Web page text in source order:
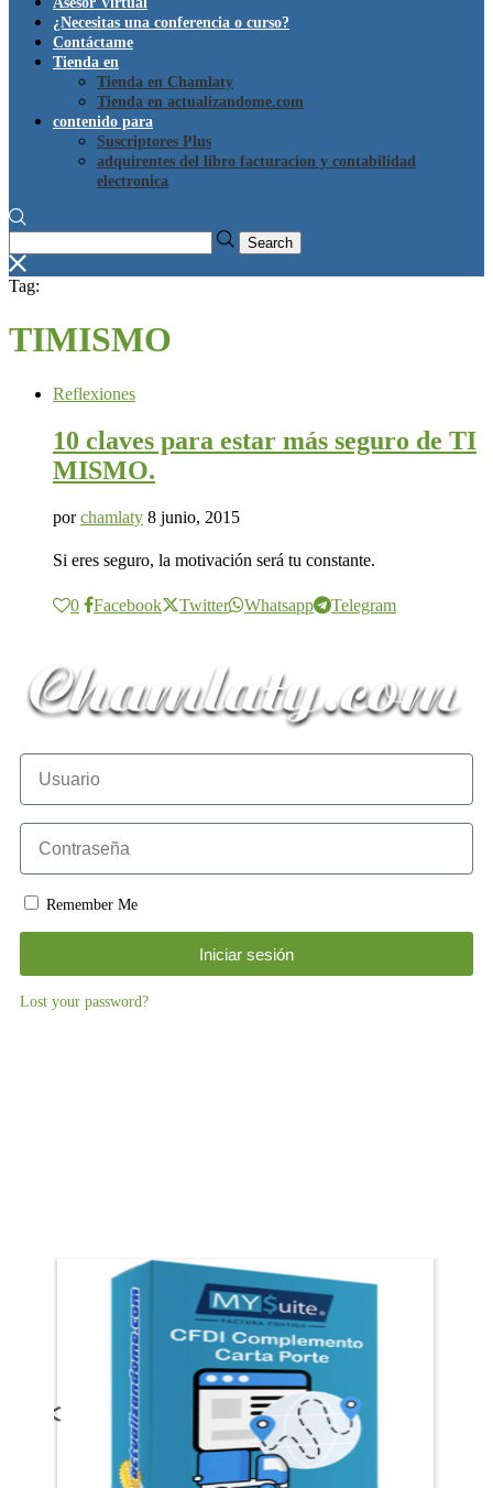
¿Necesitas una conferencia o curso?
Contáctame
Tienda en
Tienda en Chamlaty
Tienda en actualizandome.com
contenido para
Suscriptores Plus
adquirentes del libro facturacion y contabilidad
electronica
Search
Tag:
TIMISMO
Reflexiones
10 claves para estar más seguro de TI
MISMO.
porchamlaty 8 junio, 2015
Si eres seguro, la motivación será tu constante.
0 Facebook Twitter Whatsapp Telegram
Remember Me
Iniciar sesión
Lost your password?